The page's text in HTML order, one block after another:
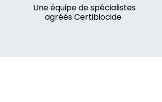
Une équipe de spécialistes
agréés Certibiocide